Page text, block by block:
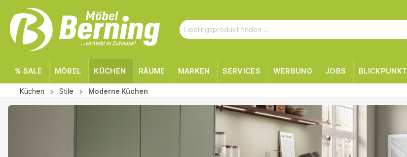
% SALE MÖBEL KÜCHEN RÄUME MARKEN SERVICES WERBUNG JOBS BLICKPUNKT
Küchen Stile Moderne Küchen